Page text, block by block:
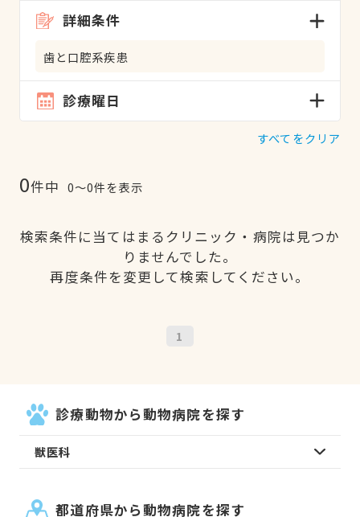
詳細条件
歯と口腔系疾患
診療曜日
すべてをクリア
0件中 0〜0件を表示
検索条件に当てはまるクリニック・病院は見つか
りませんでした。
再度条件を変更して検索してください。
1
診療動物から動物病院を探す
獣医科
都道府県から動物病院を探す